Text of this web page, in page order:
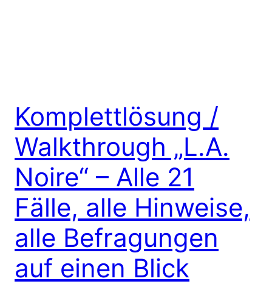
Komplettlösung /
Walkthrough „L.A.
Noire“ – Alle 21
Fälle, alle Hinweise,
alle Befragungen
auf einen Blick